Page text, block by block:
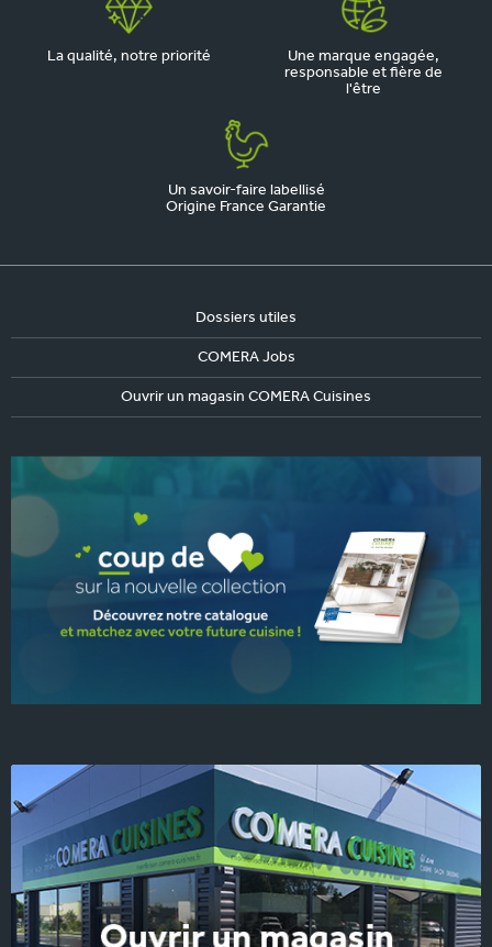
La qualité, notre priorité
Une marque engagée,
responsable et fière de
l'être
Un savoir-faire labellisé
Origine France Garantie
Dossiers utiles
COMERA Jobs
Ouvrir un magasin COMERA Cuisines